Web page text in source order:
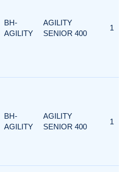
BH-
AGILITY
AGILITY
SENIOR 400
1
BH-
AGILITY
AGILITY
SENIOR 400
1